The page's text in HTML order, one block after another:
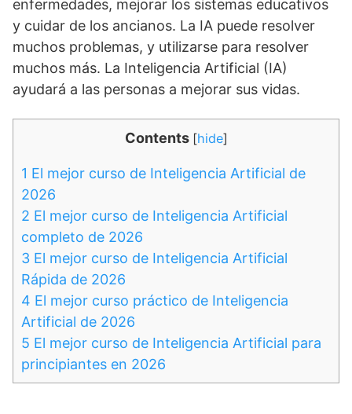
enfermedades, mejorar los sistemas educativos
y cuidar de los ancianos. La IA puede resolver
muchos problemas, y utilizarse para resolver
muchos más. La Inteligencia Artificial (IA)
ayudará a las personas a mejorar sus vidas.
Contents [hide]
1 El mejor curso de Inteligencia Artificial de
2026
2 El mejor curso de Inteligencia Artificial
completo de 2026
3 El mejor curso de Inteligencia Artificial
Rápida de 2026
4 El mejor curso práctico de Inteligencia
Artificial de 2026
5 El mejor curso de Inteligencia Artificial para
principiantes en 2026